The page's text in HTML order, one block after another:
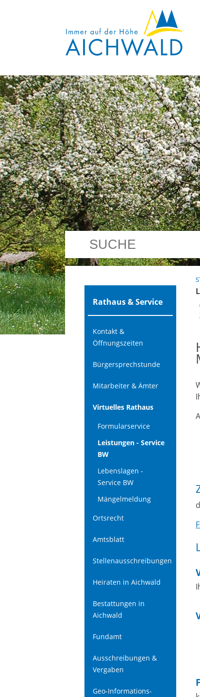
Rathaus & Service
Kontakt &
Öffnungszeiten
Bürgersprechstunde
Mitarbeiter & Ämter
Virtuelles Rathaus
Formularservice
Leistungen - Service
BW
Lebenslagen -
Service BW
Mängelmeldung
Ortsrecht
Amtsblatt
Stellenausschreibungen
Heiraten in Aichwald
Bestattungen in
Aichwald
Fundamt
Ausschreibungen &
Vergaben
Geo-Informations-